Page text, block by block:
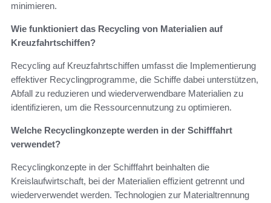
minimieren.
Wie funktioniert das Recycling von Materialien auf
Kreuzfahrtschiffen?
Recycling auf Kreuzfahrtschiffen umfasst die Implementierung
effektiver Recyclingprogramme, die Schiffe dabei unterstützen,
Abfall zu reduzieren und wiederverwendbare Materialien zu
identifizieren, um die Ressourcennutzung zu optimieren.
Welche Recyclingkonzepte werden in der Schifffahrt
verwendet?
Recyclingkonzepte in der Schifffahrt beinhalten die
Kreislaufwirtschaft, bei der Materialien effizient getrennt und
wiederverwendet werden. Technologien zur Materialtrennung